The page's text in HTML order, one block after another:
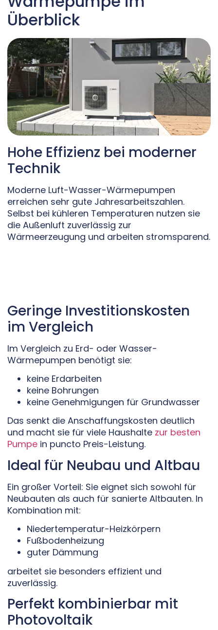
Überblick
Hohe Effizienz bei moderner
Technik
Moderne Luft-Wasser-Wärmepumpen
erreichen sehr gute Jahresarbeitszahlen.
Selbst bei kühleren Temperaturen nutzen sie
die Außenluft zuverlässig zur
Wärmeerzeugung und arbeiten stromsparend.
Geringe Investitionskosten
im Vergleich
Im Vergleich zu Erd- oder Wasser-
Wärmepumpen benötigt sie:
keine Erdarbeiten
keine Bohrungen
keine Genehmigungen für Grundwasser
Das senkt die Anschaffungskosten deutlich
und macht sie für viele Haushalte zur besten
Pumpe in puncto Preis-Leistung.
Ideal für Neubau und Altbau
Ein großer Vorteil: Sie eignet sich sowohl für
Neubauten als auch für sanierte Altbauten. In
Kombination mit:
Niedertemperatur-Heizkörpern
Fußbodenheizung
guter Dämmung
arbeitet sie besonders effizient und
zuverlässig.
Perfekt kombinierbar mit
Photovoltaik